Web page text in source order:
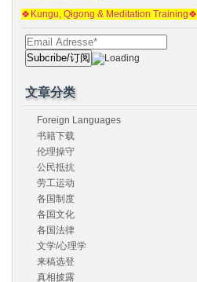
🍀Kungu, Qigong & Meditation Training🍀
文章分类
Foreign Languages
书籍下载
伦理操守
公民抵抗
劳工运动
各国制度
各国文化
各国法律
文学/心理学
来稿选登
真相披露